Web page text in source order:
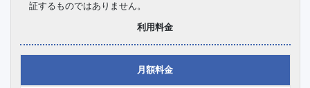
証するものではありません。
利用料金
月額料金